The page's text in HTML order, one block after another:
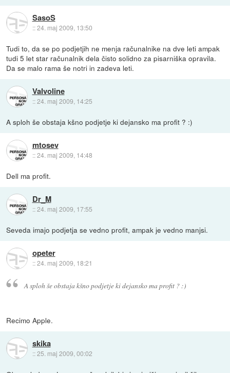
SasoS
::24. maj 2009, 13:50
Tudi to, da se po podjetjih ne menja računalnike na dve leti ampak
tudi 5 let star računalnik dela čisto solidno za pisarniška opravila.
Da se malo rama še notri in zadeva leti.
Valvoline
::24. maj 2009, 14:25
A sploh še obstaja kšno podjetje ki dejansko ma profit ? :)
mtosev
::24. maj 2009, 14:48
Dell ma profit.
Dr_M
::24. maj 2009, 17:55
Seveda imajo podjetja se vedno profit, ampak je vedno manjsi.
opeter
::24. maj 2009, 18:21
A sploh še obstaja kšno podjetje ki dejansko ma profit ? :)
Recimo Apple.
skika
::25. maj 2009, 00:02